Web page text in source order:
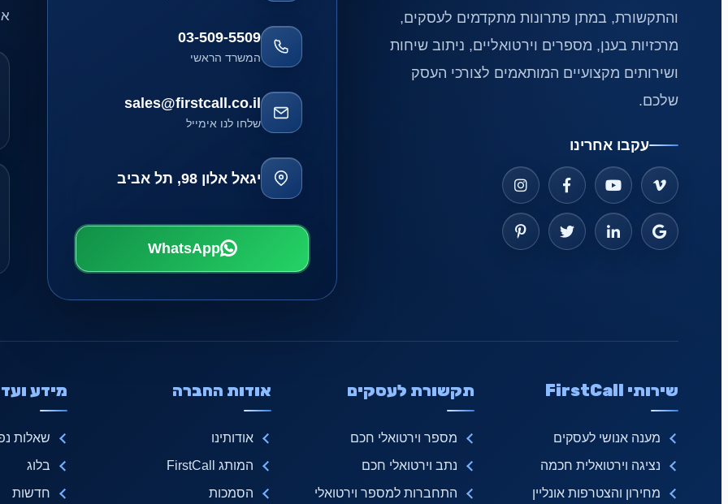
והתקשורת, במתן פתרונות מתקדמים לעסקים,
מרכזיות בענן, מספרים וירטואליים, ניתוב שיחות
ושירותים מקצועיים המותאמים לצורכי העסק
שלכם.
עקבו אחרינו
03-509-5509
המשרד הראשי
sales@firstcall.co.il
שלחו לנו אימייל
יגאל אלון 98, תל אביב
WhatsApp
שירותי FirstCall
מענה אנושי לעסקים
נציגה וירטואלית חכמה
מחירון והצטרפות אונליין
תקשורת לעסקים
מספר וירטואלי חכם
נתב וירטואלי חכם
התחברות למספר וירטואלי
אודות החברה
אודותינו
המותג FirstCall
הסמכות
מידע
שאלות
בלוג
חדשות